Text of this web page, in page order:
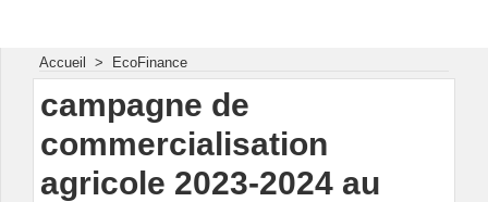
Accueil > EcoFinance
campagne de
commercialisation
agricole 2023-2024 au